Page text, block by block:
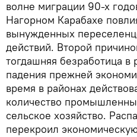
волне миграции 90-х
Нагорном Карабахе
вынужденных
действий. Второй
тогдашняя безработица в
падения прежней
время в районах
количество
сельское хозяйство.
перекроил